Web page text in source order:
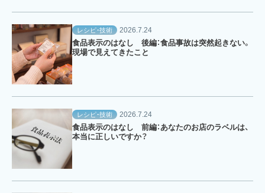
レシピ・技術 2026.7.24
食品表示のはなし 後編：食品事故は突然起きない。
現場で見えてきたこと
レシピ・技術 2026.7.24
食品表示のはなし 前編：あなたのお店のラベルは、
本当に正しいですか？